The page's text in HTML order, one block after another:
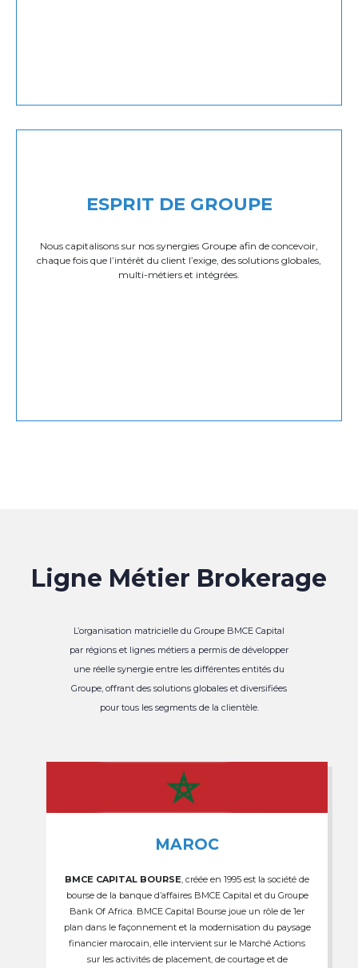
ESPRIT DE GROUPE
Nous capitalisons sur nos synergies Groupe afin de concevoir,
chaque fois que l’intérêt du client l’exige, des solutions globales,
multi-métiers et intégrées.
Ligne Métier Brokerage
L’organisation matricielle du Groupe BMCE Capital
par régions et lignes métiers a permis de développer
une réelle synergie entre les différentes entités du
Groupe, offrant des solutions globales et diversifiées
pour tous les segments de la clientèle.
MAROC
BMCE CAPITAL BOURSE , créée en 1995 est la société de
bourse de la banque d’affaires BMCE Capital et du Groupe
Bank Of Africa. BMCE Capital Bourse joue un rôle de 1er
plan dans le façonnement et la modernisation du paysage
financier marocain, elle intervient sur le Marché Actions
sur les activités de placement, de courtage et de